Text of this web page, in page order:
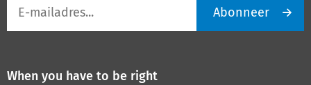
mailadres
Abonneer
When you have to be right